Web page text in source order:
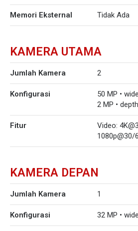
Memori Eksternal Tidak Ada
KAMERA UTAMA
Jumlah Kamera 2
Konfigurasi
50 MP •
2 MP •
Fitur
Video:
1080p@30/
KAMERA DEPAN
Jumlah Kamera 1
Konfigurasi 32 MP •